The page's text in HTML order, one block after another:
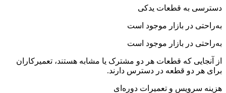
دسترسی به قطعات یدکی
به‌راحتی در بازار موجود است
به‌راحتی در بازار موجود است
از آنجایی که قطعات هر دو مشترک یا مشابه هستند، تعمیرکاران
برای هر دو قطعه در دسترس دارند.
هزینه سرویس و تعمیرات دوره‌ای